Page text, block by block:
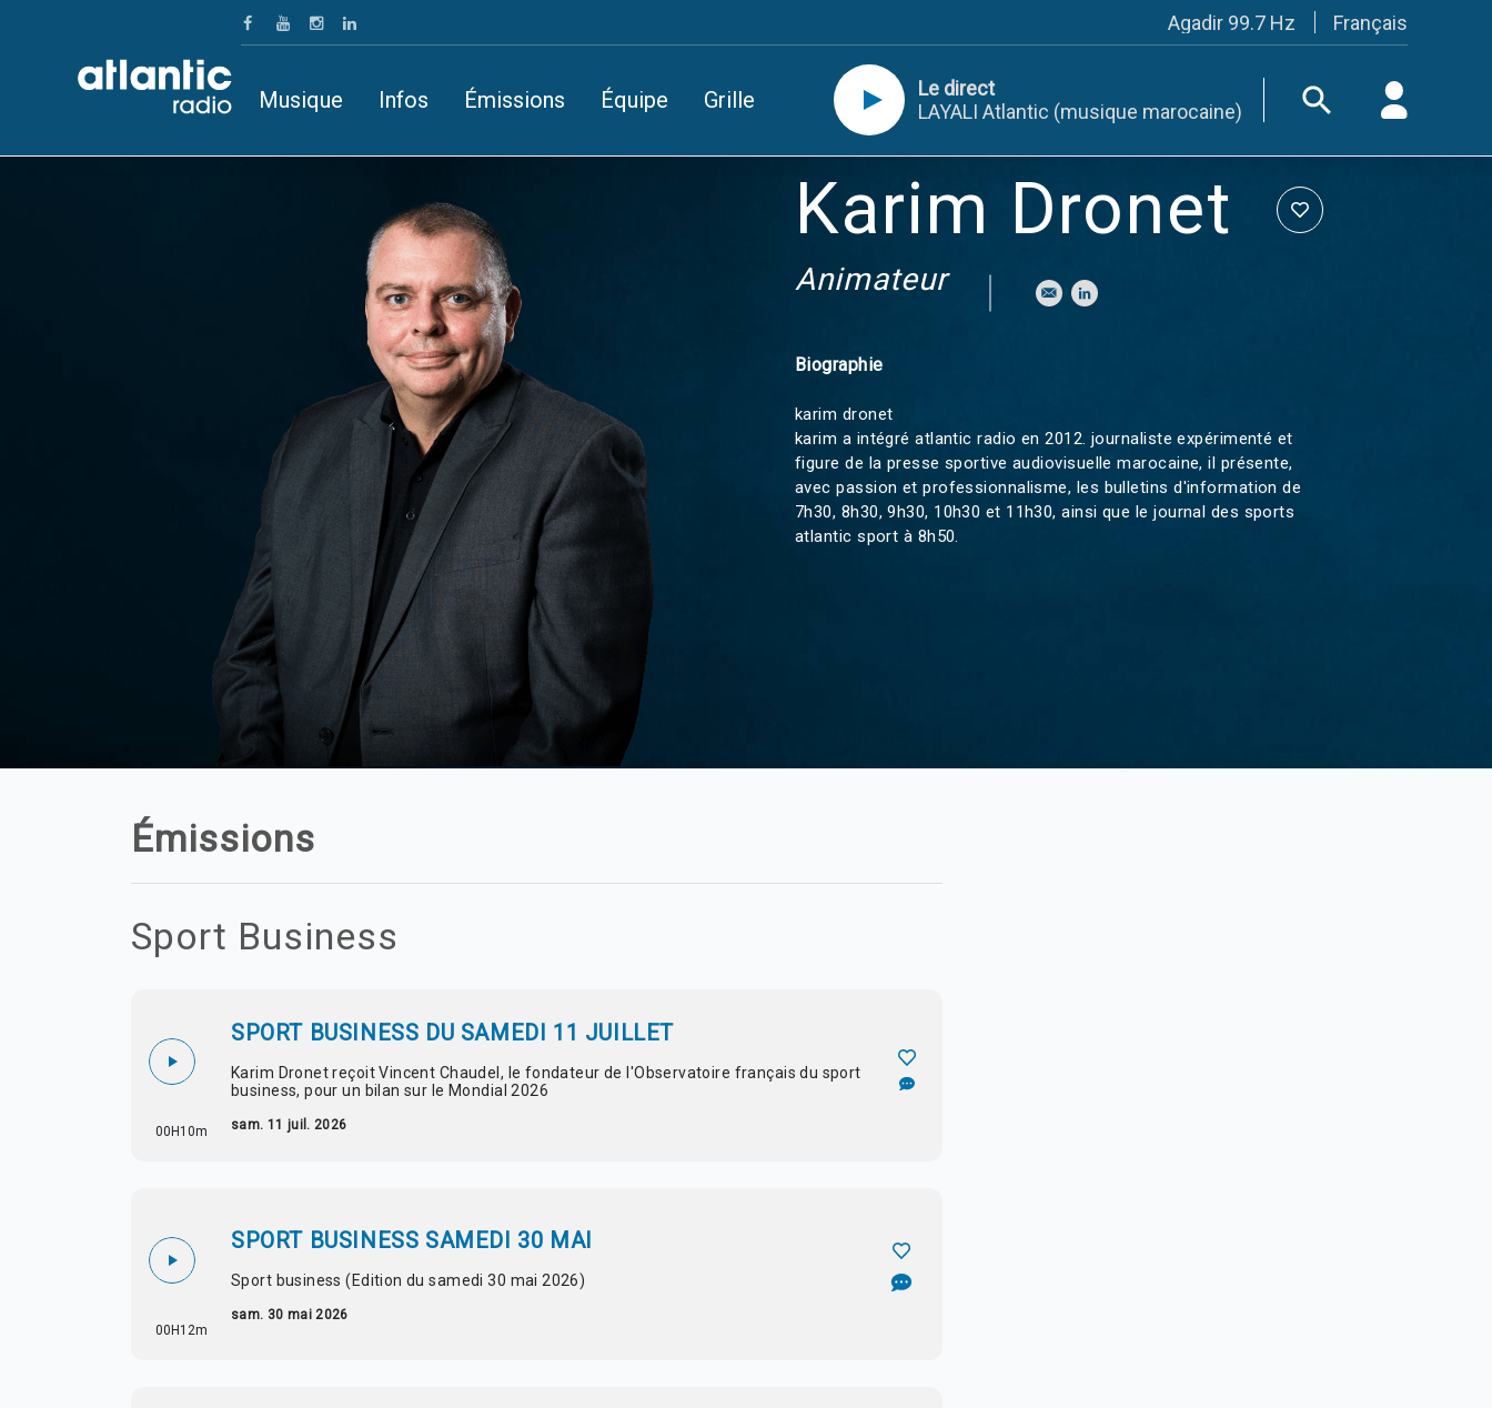
Agadir 99.7 Hz
Tanger 103.3 Hz
Meknès 97.2 Hz
Settat 104,6
Chefchaouen 106.4
Essaouira 96.6
Safi 92.3
Casablanca 92.5 Hz
Rabat, Salé 106.9 Hz
Marrakech 90.5 Hz
Agadir 99.7 Hz
Taounate 95.6
Français
Musique Infos Émissions Équipe Grille
Le direct
LAYALI Atlantic (musique marocaine)
Karim Dronet
Animateur
Biographie
karim dronet
karim a intégré atlantic radio en 2012. journaliste expérimenté et
figure de la presse sportive audiovisuelle marocaine, il présente,
avec passion et professionnalisme, les bulletins d'information de
7h30, 8h30, 9h30, 10h30 et 11h30, ainsi que le journal des sports
atlantic sport à 8h50.
Émissions
Sport Business
00H10m
SPORT BUSINESS DU SAMEDI 11 JUILLET
Karim Dronet reçoit Vincent Chaudel, le fondateur de l'Observatoire français du sport
business, pour un bilan sur le Mondial 2026
sam. 11 juil. 2026
00H12m
SPORT BUSINESS SAMEDI 30 MAI
Sport business (Edition du samedi 30 mai 2026)
sam. 30 mai 2026